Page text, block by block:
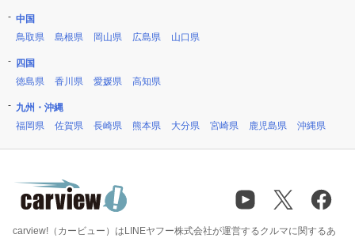
中国
鳥取県
島根県 岡山県 広島県 山口県
四国
徳島県
香川県 愛媛県 高知県
九州・沖縄
福岡県
佐賀県 長崎県 熊本県 大分県 宮崎県 鹿児島県 沖縄県
carview!（カービュー）はLINEヤフー株式会社が運営するクルマに関するあ